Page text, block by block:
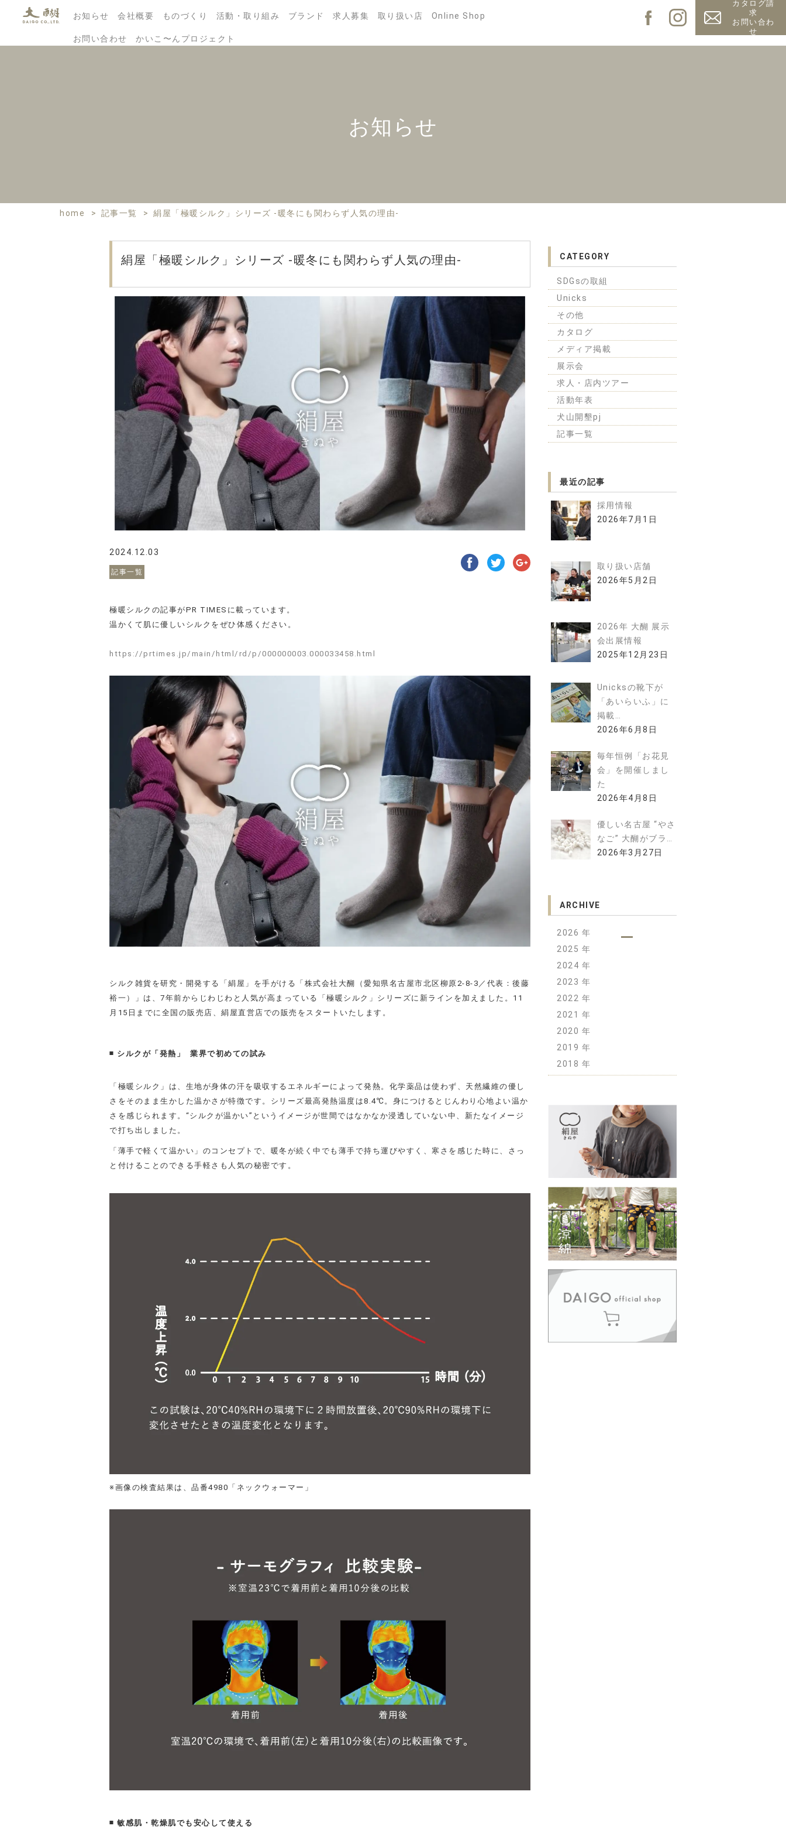
お知らせ 会社概要 ものづくり 活動・取り組み ブランド 求人募集 取り扱い店 Online Shop
お問い合わせ かいこ〜んプロジェクト
カタログ請
求
お問い合わ
せ
お知らせ
home > 記事一覧 > 絹屋「極暖シルク」シリーズ -暖冬にも関わらず人気の理由-
絹屋「極暖シルク」シリーズ -暖冬にも関わらず人気の理由-
2024.12.03
記事一覧
極暖シルクの記事がPR TIMESに載っています。
温かくて肌に優しいシルクをぜひ体感ください。
https://prtimes.jp/main/html/rd/p/000000003.000033458.html
シルク雑貨を研究・開発する「絹屋」を手がける「株式会社大醐（愛知県名古屋市北区柳原2-8-3／代表：後藤
裕一）」は、7年前からじわじわと人気が高まっている「極暖シルク」シリーズに新ラインを加えました。11
月15日までに全国の販売店、絹屋直営店での販売をスタートいたします。
◾️ シルクが「発熱」 業界で初めての試み
「極暖シルク」は、生地が身体の汗を吸収するエネルギーによって発熱。化学薬品は使わず、天然繊維の優し
さをそのまま生かした温かさが特徴です。 シリーズ最高発熱温度は8.4℃。身につけるとじんわり心地よい温か
さを感じられます。 “シルクが温かい”というイメージが世間ではなかなか浸透していない中、新たなイメージ
で打ち出しました。
「薄手で軽くて温かい」のコンセプトで、暖冬が続く中でも薄手で持ち運びやすく、寒さを感じた時に、さっ
と付けることのできる手軽さも人気の秘密です。
※画像の検査結果は、品番4980「ネックウォーマー」
◾️ 敏感肌・乾燥肌でも安心して使える
CATEGORY
SDGsの取組
Unicks
その他
カタログ
メディア掲載
展示会
求人・店内ツアー
活動年表
犬山開墾pj
記事一覧
最近の記事
採用情報
2026年7月1日
取り扱い店舗
2026年5月2日
2026年 大醐 展示
会出展情報
2025年12月23日
Unicksの靴下が
「あいらいふ」に
掲載…
2026年6月8日
毎年恒例「お花見
会」を開催しまし
た
2026年4月8日
優しい名古屋 “やさ
なご” 大醐がブラ…
2026年3月27日
ARCHIVE
2026
2025
2024
2023
2022
2021
2020
2019
2018